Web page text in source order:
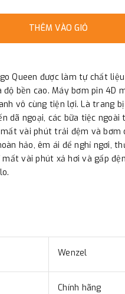
THÊM VÀO GIỎ
Queen được làm tự chất liệu
bền cao. Máy bơm pin 4D
vô cùng tiện lợi. Là trang
dã ngoại, các bữa tiệc ngoài
vài phút trải đệm và bơm
hảo, êm ái để nghỉ ngơi,
mất vài phút xả hơi và gấp
Wenzel
Chính hãng